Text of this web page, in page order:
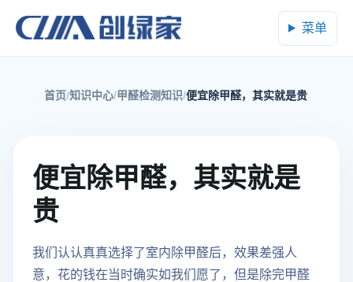
菜单
首页 知识中心 甲醛检测知识 便宜除甲醛，其实就是贵
便宜除甲醛，其实就是
贵
我们认认真真选择了室内除甲醛后，效果差强人
意，花的钱在当时确实如我们愿了，但是除完甲醛